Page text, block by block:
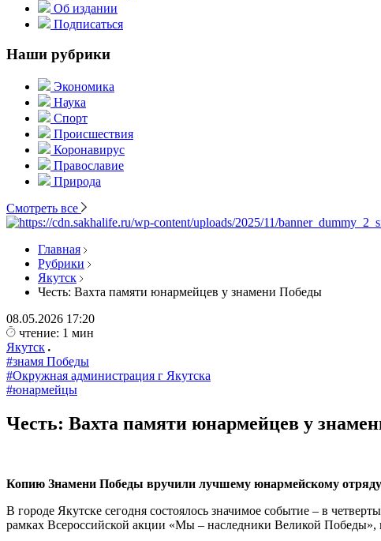
Об издании
Подписаться
Наши рубрики
Экономика
Наука
Спорт
Происшествия
Коронавирус
Православие
Природа
Смотреть все
Главная
Рубрики
Якутск
Честь: Вахта памяти юнармейцев у знамени Победы
08.05.2026 17:20
чтение: 1 мин
Якутск
#знамя Победы
#Окружная администрация г Якутска
#юнармейцы
Честь: Вахта памяти юнармейцев у
Копию Знамени Победы вручили лучшему юнармейскому
В городе Якутске сегодня состоялось значимое событие – в
рамках Всероссийской акции «Мы – наследники Великой Победы»,